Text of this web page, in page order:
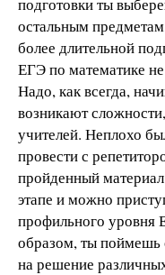
остальным
более длительной
ЕГЭ по математике
Надо, как всегда,
возникают
учителей. Неплохо
провести с
пройденный
этапе и можно
профильного уровня
образом, ты поймешь
на решение